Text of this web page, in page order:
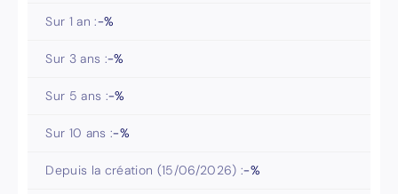
Sur 1 an :-%
Sur 3 ans :-%
Sur 5 ans :-%
Sur 10 ans :-%
Depuis la création (15/06/2026) :-%